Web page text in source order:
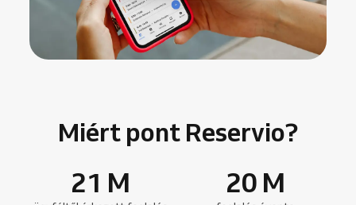
Miért pont Reservio?
21 M 20 M